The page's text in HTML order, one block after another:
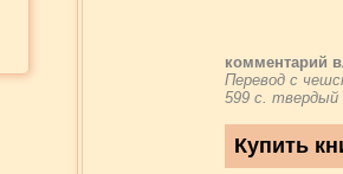
комментарий
Перевод с
599 с.